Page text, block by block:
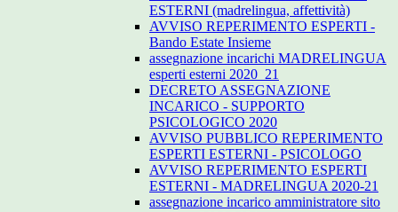
ESTERNI (madrelingua, affettività)
AVVISO REPERIMENTO ESPERTI -
Bando Estate Insieme
assegnazione incarichi MADRELINGUA
esperti esterni 2020_21
DECRETO ASSEGNAZIONE
INCARICO - SUPPORTO
PSICOLOGICO 2020
AVVISO PUBBLICO REPERIMENTO
ESPERTI ESTERNI - PSICOLOGO
AVVISO REPERIMENTO ESPERTI
ESTERNI - MADRELINGUA 2020-21
assegnazione incarico amministratore sito